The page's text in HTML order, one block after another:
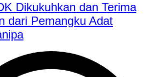
Dikukuhkan dan Terima
dari Pemangku Adat